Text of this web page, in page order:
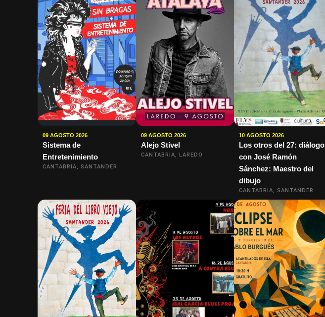
09 AGOSTO 2026
Sistema de
Entretenimiento
CANTABRIA, SANTANDER
09 AGOSTO 2026
Alejo Stivel
CANTABRIA, LAREDO
10 AGOSTO 2026
Los otros del 27: diálogo
con José Ramón
Sánchez: Maestro del
dibujo
CANTABRIA, SANTANDER